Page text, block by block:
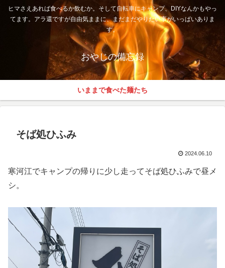
ヒマさえあれば食べるか飲むか。そして自転車にキャンプ、DIYなんかもやっ
てます。アラ還ですが自由気ままに、まだまだやりたい事がいっぱいありま
す。
おやじの備忘録
いままで食べた麺たち
そば処ひふみ
2024.06.10
寒河江でキャンプの帰りに少し走ってそば処ひふみで昼メ
シ。